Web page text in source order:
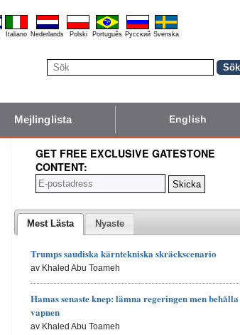
Italiano Nederlands Polski Português Pyccĸий Svenska
Mejlinglista English
GET FREE EXCLUSIVE GATESTONE
CONTENT:
Mest Lästa Nyaste
Trumps saudiska kärntekniska skräckscenario
av Khaled Abu Toameh
Hamas senaste knep: lämna regeringen men behålla
vapnen
av Khaled Abu Toameh